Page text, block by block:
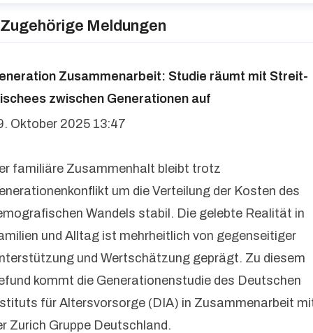
Zugehörige Meldungen
Zusammenarbeit: Studie räumt mit Streit-
zwischen Generationen auf
Oktober 2025 13:47
familiäre Zusammenhalt bleibt trotz
um die Verteilung der Kosten des
Wandels stabil. Die gelebte Realität in
und Alltag ist mehrheitlich von gegenseitiger
und Wertschätzung geprägt. Zu diesem
kommt die Generationenstudie des Deutschen
für Altersvorsorge (DIA) in Zusammenarbeit
Zurich Gruppe Deutschland.